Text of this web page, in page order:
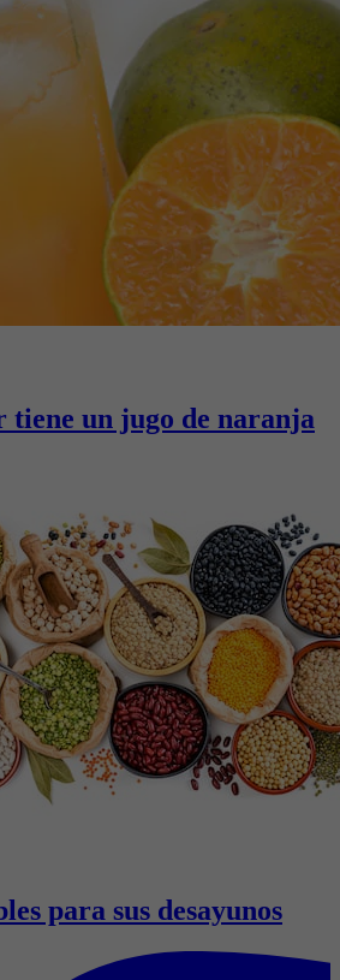
tiene un jugo de naranja
para sus desayunos